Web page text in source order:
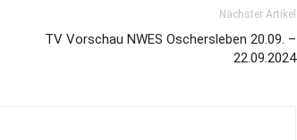
Nächster Artikel
TV Vorschau NWES Oschersleben 20.09. –
22.09.2024